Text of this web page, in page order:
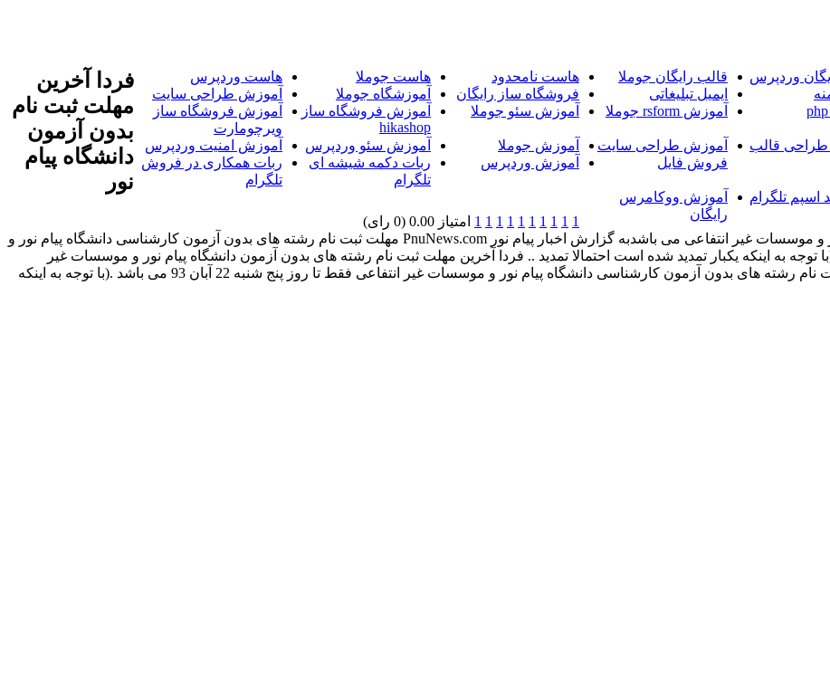
وردپرس قالب رایگان جوملا هاست نامحدود هاست جوملا
هاست وردپرس
ایمیل تبلیغاتی فروشگاه ساز رایگان آموزشگاه جوملا
آموزش طراحی سایت
آموزش rsform جوملا آموزش سئو جوملا
آموزش فروشگاه ساز
hikashop
آموزش فروشگاه ساز
ویرچومارت
قالب
آموزش طراحی سایت
فروش فایل
آموزش جوملا آموزش سئو وردپرس
آموزش امنیت وردپرس
آموزش وردپرس
ربات دکمه شیشه ای
تلگرام
ربات همکاری در فروش
تلگرام
اسپم تلگرام
آموزش ووکامرس
رایگان
فردا آخرین
مهلت ثبت نام
بدون آزمون
دانشگاه پیام
نور
1
1
1
1
1
1
1
1
1
1 امتیاز 0.00 (0 رای)
فردا آخرین مهلت ثبت نام رشته های بدون آزمون دانشگاه پیام نور و موسسات غیر انتفاعی می باشدبه گزارش اخبار پیام نور PnuNews.com مهلت ثبت نام رشته های بدون آزمون کارشناسی دانشگاه پیام نور و
فقط تا روز پنج شنبه 22 آبان 93 می باشد .(با توجه به اینکه یکبار تمدید شده است احتمالا تمدید .. فردا آخرین مهلت ثبت نام رشته های بدون آزمون دانشگاه پیام نور و موسسات غیر
انتفاعی می باشدبه گزارش اخبار پیام نور PnuNews.com مهلت ثبت نام رشته های بدون آزمون کارشناسی دانشگاه پیام نور و موسسات غیر انتفاعی فقط تا روز پنج شنبه 22 آبان 93 می باشد .(با توجه به اینکه